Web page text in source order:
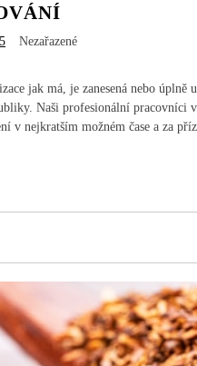
Nezařazené
jak má, je zanesená nebo
Naši profesionální
v nejkratším možném čase a za